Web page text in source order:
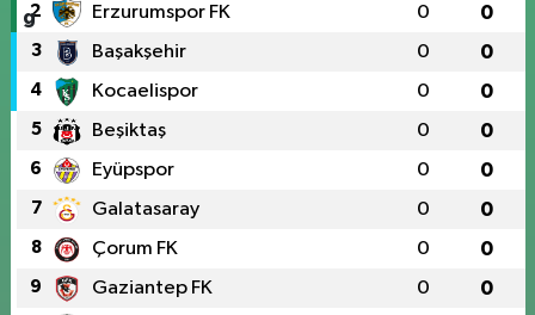
2 Erzurumspor FK 0 0
3 Başakşehir 0 0
4 Kocaelispor 0 0
5 Beşiktaş 0 0
6 Eyüpspor 0 0
7 Galatasaray 0 0
8 Çorum FK 0 0
9 Gaziantep FK 0 0